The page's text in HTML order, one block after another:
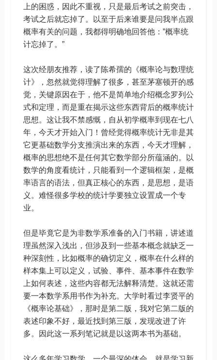
上的困惑，因此不重视，只是最后考试之前突击，
考试之后就忘掉了。以至于后来谁要是问我半点跟
概率有关的问题，我都得明确地回答他：”概率统
计忘掉了。”
这次经朋友推荐，读了陈希孺的《概率论与数理统
计》，忽然就觉得理解了很多，甚至茅塞顿开的感
觉，关键原因在于，他不是简单地介绍概念罗列公
式和定理，而是重在揭示这些东西背后的概率统计
思想。这让我不禁感慨，自从初学概率到现在七八
年，今天才开始入门！曾经觉得概率统计无非是其
它更基础数学分支推演出来的东西，今天才理解，
概率的思想绝不是任何其它数学部分所蕴涵的。以
数学的角度看统计，只能看到一个逻辑框架，是概
率语言的语法，但真正核心的东西，是思想，是语
义。难怪很多学校的统计学要独立设置成一个专
业。
但是毕竟它是为非数学系准备的入门书籍，讲述道
理虽然深入浅出，但涉及到一些基本概念就缺乏一
种深刻性，比如概率的确切定义，概率在什么样的
样本集上可以定义，试验、事件、基本事件在数学
上如何表述，这些内容都无法解释清楚。这就还需
要一本数学系用书作为补充。大学时看过李贤平的
《概率论基础》，那时是第二版，我对它第二版的
表述印象不好，最近找到第三版，发现改进了许
多。因此这一系列笔记就是以这两本书为基础。